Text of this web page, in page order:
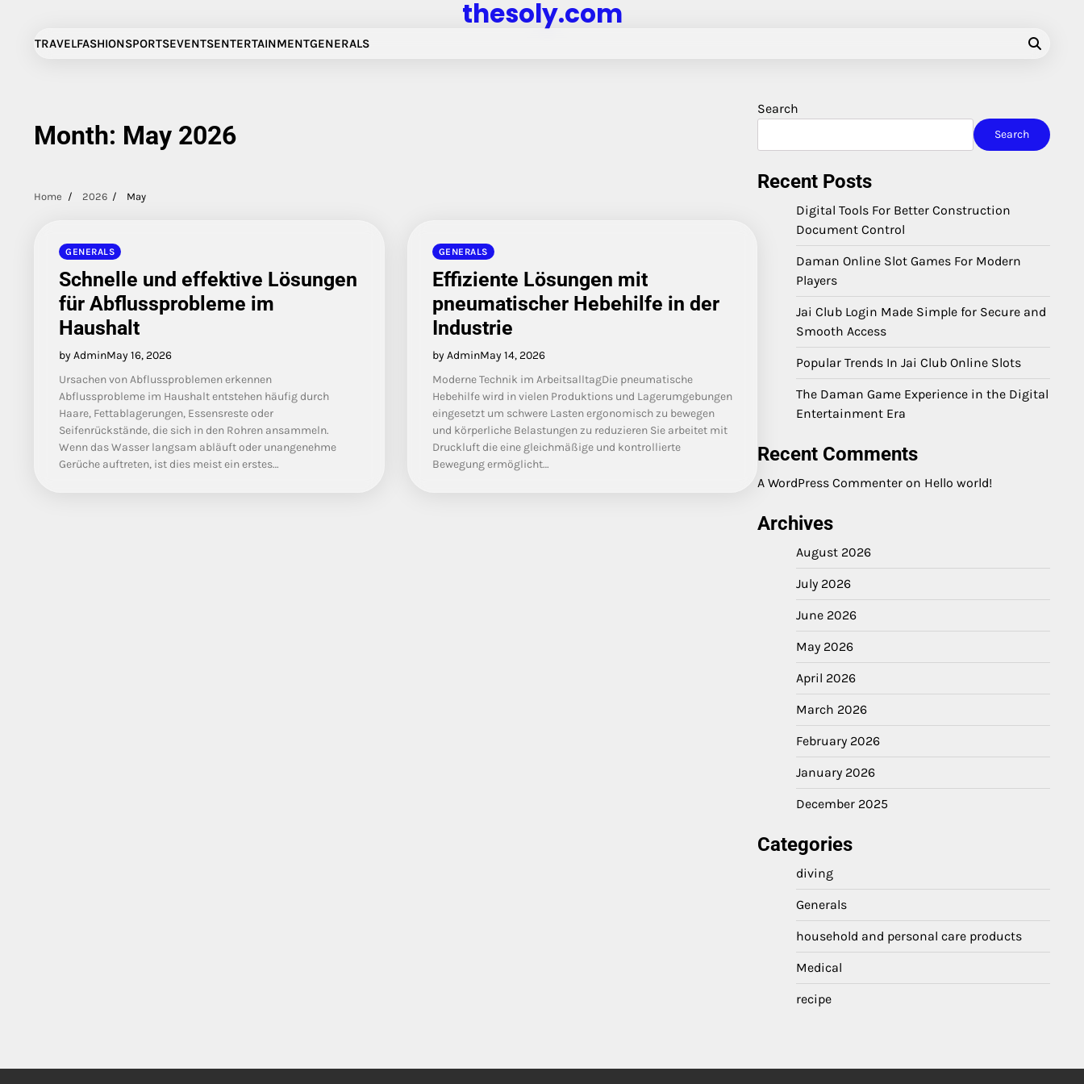
content
thesoly.com
TRAVELFASHIONSPORTSEVENTSENTERTAINMENTGENERALS
Month: May 2026
Home 2026 May
GENERALS
Schnelle und effektive Lösungen
für Abflussprobleme im
Haushalt
by AdminMay 16, 2026
Ursachen von Abflussproblemen erkennen
Abflussprobleme im Haushalt entstehen häufig durch
Haare, Fettablagerungen, Essensreste oder
Seifenrückstände, die sich in den Rohren ansammeln.
Wenn das Wasser langsam abläuft oder unangenehme
Gerüche auftreten, ist dies meist ein erstes…
GENERALS
Effiziente Lösungen mit
pneumatischer Hebehilfe in der
Industrie
by AdminMay 14, 2026
Moderne Technik im ArbeitsalltagDie pneumatische
Hebehilfe wird in vielen Produktions und Lagerumgebungen
eingesetzt um schwere Lasten ergonomisch zu bewegen
und körperliche Belastungen zu reduzieren Sie arbeitet mit
Druckluft die eine gleichmäßige und kontrollierte
Bewegung ermöglicht…
Search
Search
Recent Posts
Digital Tools For Better Construction
Document Control
Daman Online Slot Games For Modern
Players
Jai Club Login Made Simple for Secure and
Smooth Access
Popular Trends In Jai Club Online Slots
The Daman Game Experience in the Digital
Entertainment Era
Recent Comments
A WordPress Commenter on Hello world!
Archives
August 2026
July 2026
June 2026
May 2026
April 2026
March 2026
February 2026
January 2026
December 2025
Categories
diving
Generals
household and personal care products
Medical
recipe